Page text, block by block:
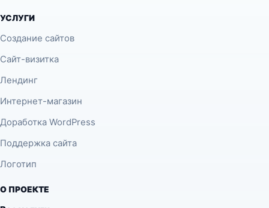
УСЛУГИ
Создание сайтов
Сайт-визитка
Лендинг
Интернет-магазин
Доработка WordPress
Поддержка сайта
Логотип
О ПРОЕКТЕ